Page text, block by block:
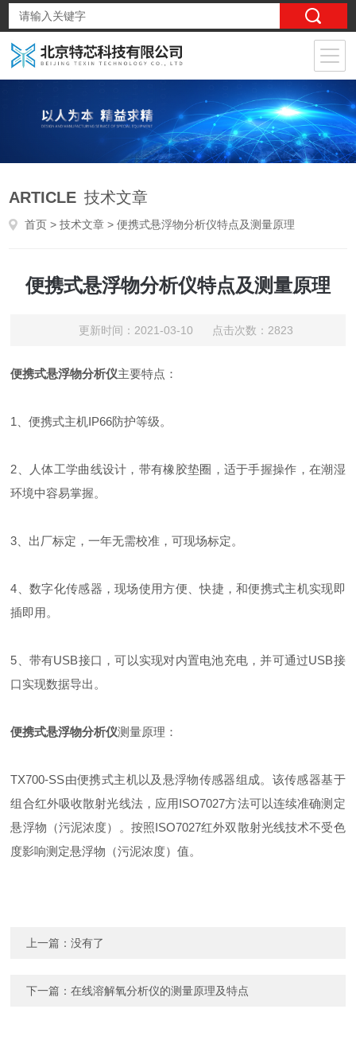
ARTICLE 技术文章
首页 >技术文章 > 便携式悬浮物分析仪特点及测量原理
便携式悬浮物分析仪特点及测量原理
更新时间：2021-03-10 点击次数：2823
便携式悬浮物分析仪主要特点：
1、便携式主机IP66防护等级。
2、人体工学曲线设计，带有橡胶垫圈，适于手握操作，在潮湿
环境中容易掌握。
3、出厂标定，一年无需校准，可现场标定。
4、数字化传感器，现场使用方便、快捷，和便携式主机实现即
插即用。
5、带有USB接口，可以实现对内置电池充电，并可通过USB接
口实现数据导出。
便携式悬浮物分析仪测量原理：
TX700-SS由便携式主机以及悬浮物传感器组成。该传感器基于
组合红外吸收散射光线法，应用ISO7027方法可以连续准确测定
悬浮物（污泥浓度）。按照ISO7027红外双散射光线技术不受色
度影响测定悬浮物（污泥浓度）值。
上一篇：没有了
下一篇：在线溶解氧分析仪的测量原理及特点